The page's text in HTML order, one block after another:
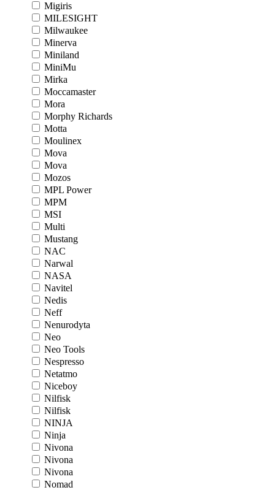
Migiris
MILESIGHT
Milwaukee
Minerva
Miniland
MiniMu
Mirka
Moccamaster
Mora
Morphy Richards
Motta
Moulinex
Mova
Mova
Mozos
MPL Power
MPM
MSI
Multi
Mustang
NAC
Narwal
NASA
Navitel
Nedis
Neff
Nenurodyta
Neo
Neo Tools
Nespresso
Netatmo
Niceboy
Nilfisk
Nilfisk
NINJA
Ninja
Nivona
Nivona
Nivona
Nomad